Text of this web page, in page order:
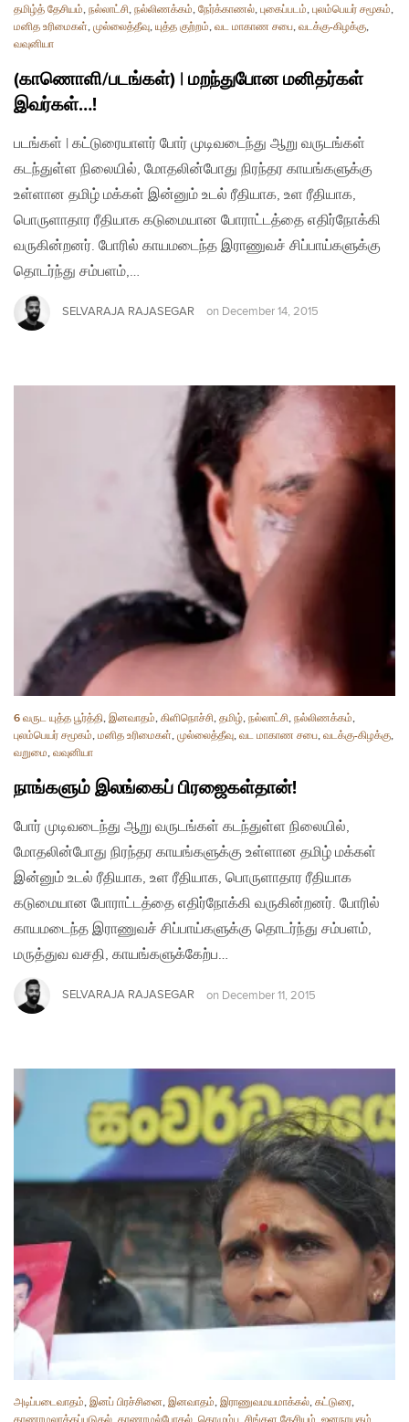
தமிழ்த் தேசியம், நல்லாட்சி, நல்லிணக்கம், நேர்க்காணல், புகைப்படம், புலம்பெயர் சமூகம்,
மனித உரிமைகள், முல்லைத்தீவு, யுத்த குற்றம், வட மாகாண சபை, வடக்கு-கிழக்கு,
வவுனியா
(காணொளி/படங்கள்) | மறந்துபோன மனிதர்கள்
இவர்கள்…!
படங்கள் | கட்டுரையாளர் போர் முடிவடைந்து ஆறு வருடங்கள்
கடந்துள்ள நிலையில், மோதலின்போது நிரந்தர காயங்களுக்கு
உள்ளான தமிழ் மக்கள் இன்னும் உடல் ரீதியாக, உள ரீதியாக,
பொருளாதார ரீதியாக கடுமையான போராட்டத்தை எதிர்நோக்கி
வருகின்றனர். போரில் காயமடைந்த இராணுவச் சிப்பாய்களுக்கு
தொடர்ந்து சம்பளம்,…
SELVARAJA RAJASEGAR on December 14, 2015
6 வருட யுத்த பூர்த்தி, இனவாதம், கிளிநொச்சி, தமிழ், நல்லாட்சி, நல்லிணக்கம்,
புலம்பெயர் சமூகம், மனித உரிமைகள், முல்லைத்தீவு, வட மாகாண சபை, வடக்கு-கிழக்கு,
வறுமை, வவுனியா
நாங்களும் இலங்கைப் பிரஜைகள்தான்!
போர் முடிவடைந்து ஆறு வருடங்கள் கடந்துள்ள நிலையில்,
மோதலின்போது நிரந்தர காயங்களுக்கு உள்ளான தமிழ் மக்கள்
இன்னும் உடல் ரீதியாக, உள ரீதியாக, பொருளாதார ரீதியாக
கடுமையான போராட்டத்தை எதிர்நோக்கி வருகின்றனர். போரில்
காயமடைந்த இராணுவச் சிப்பாய்களுக்கு தொடர்ந்து சம்பளம்,
மருத்துவ வசதி, காயங்களுக்கேற்ப…
SELVARAJA RAJASEGAR on December 11, 2015
அடிப்படைவாதம், இனப் பிரச்சினை, இனவாதம், இராணுவமயமாக்கல், கட்டுரை,